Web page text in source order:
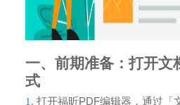
一、前期准备：打开文
式
1. 打开福昕PDF编辑器，通过「